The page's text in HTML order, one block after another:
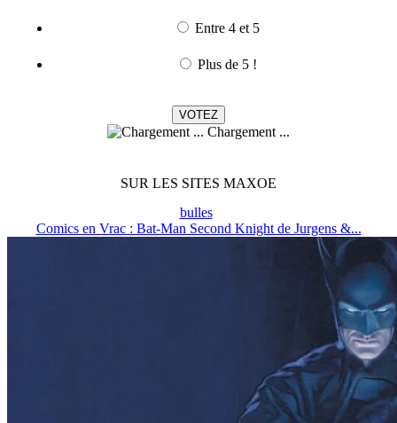
Entre 4 et 5
Plus de 5 !
Chargement ...
SUR LES SITES MAXOE
bulles
Comics en Vrac : Bat-Man Second Knight de Jurgens &...